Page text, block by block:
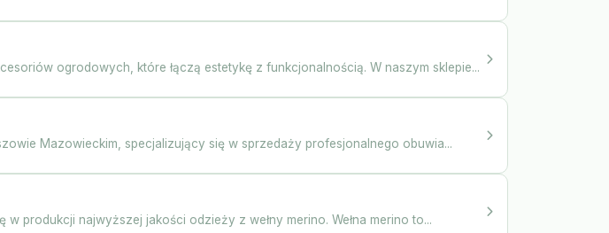
ogrodowych, które łączą estetykę z funkcjonalnością. W naszym sklepie...
Mazowieckim, specjalizujący się w sprzedaży profesjonalnego obuwia...
produkcji najwyższej jakości odzieży z wełny merino. Wełna merino to...